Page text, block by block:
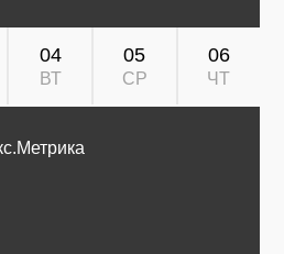
04
ВТ
05
СР
06
ЧТ